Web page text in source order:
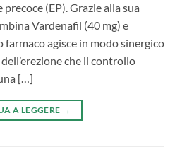
(EP). Grazie alla sua
Vardenafil (40 mg)​ e
agisce in modo sinergico
che il controllo
[…]
A LEGGERE →